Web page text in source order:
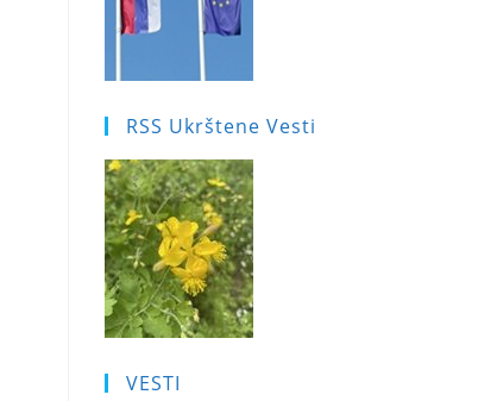
RSS Ukrštene Vesti
VESTI